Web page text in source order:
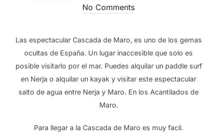
on
No Comments
Las espectacular Cascada de Maro, es uno de los gemas
ocultas de España. Un lugar inaccesible que solo es
posible visitarlo por el mar. Puedes alquilar un paddle surf
en Nerja o alquilar un kayak y visitar este espectacular
salto de agua entre Nerja y Maro. En los Acantilados de
Maro.
Para llegar a la Cascada de Maro es muy facil.